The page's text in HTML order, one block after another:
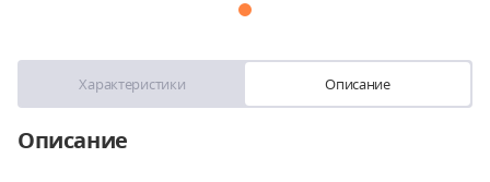
Характеристики Описание
Описание